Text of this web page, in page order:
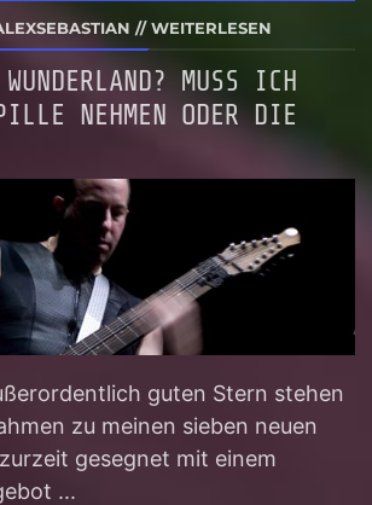
//WEITERLESEN
MUSS ICH
NEHMEN ODER DIE
guten Stern stehen
zu meinen sieben neuen
gesegnet mit einem
...